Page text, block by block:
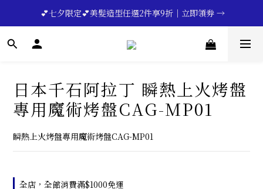
🔥💪My Superdad😍｜全館領券享9折｜立即領券 →
💕七夕限定💕美髮造型任選2件享9折｜立即領券 →
一分鐘登錄保固 | 買得安心又放心🔥▸▸
日本千石阿拉丁 瞬熱上火烤盤
專用魔術烤盤CAG-MP01
瞬熱上火烤盤專用魔術烤盤CAG-MP01
全店，全館消費滿$1000免運